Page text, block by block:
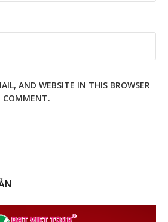
AND WEBSITE IN THIS BROWSER
COMMENT.